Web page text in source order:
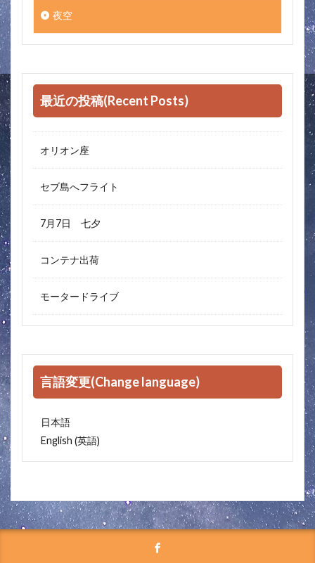
夜空
最近の投稿(Recent Posts)
オリオン座
セブ島へフライト
7月7日 七夕
コンテナ出荷
モータードライブ
言語変更(Change language)
日本語
English (英語)